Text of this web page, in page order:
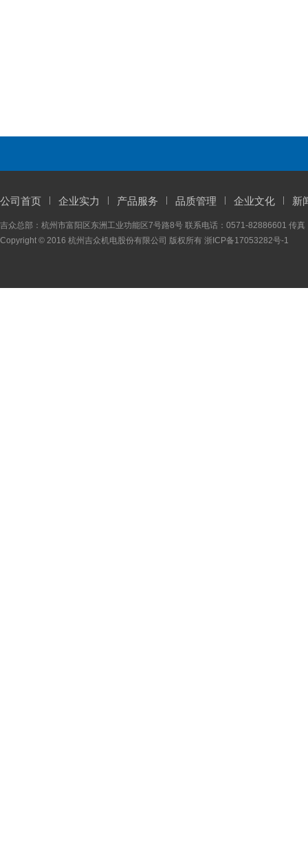
公司首页 企业实力 产品服务 品质管理 企业文化 新
吉众总部：杭州市富阳区东洲工业功能区7号路8号 联系电话：0571-82886601 传
Copyright © 2016 杭州吉众机电股份有限公司 版权所有 浙ICP备17053282号-1